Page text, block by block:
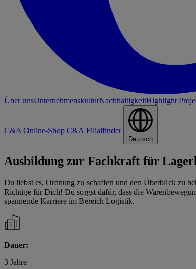
Über unsUnternehmenskulturNachhaltigkeitHighlight
C&A Online-Shop C&A Filialfinder
Deutsch
Ausbildung zur Fachkraft für
Du liebst es, Ordnung zu schaffen und den Überblick zu
Richtige für Dich! Du sorgst dafür, dass die
spannende Karriere im Bereich Logistik.
Dauer:
3 Jahre